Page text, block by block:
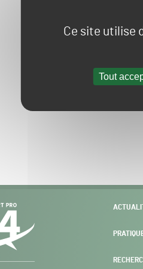
Ce site utilise
Tout